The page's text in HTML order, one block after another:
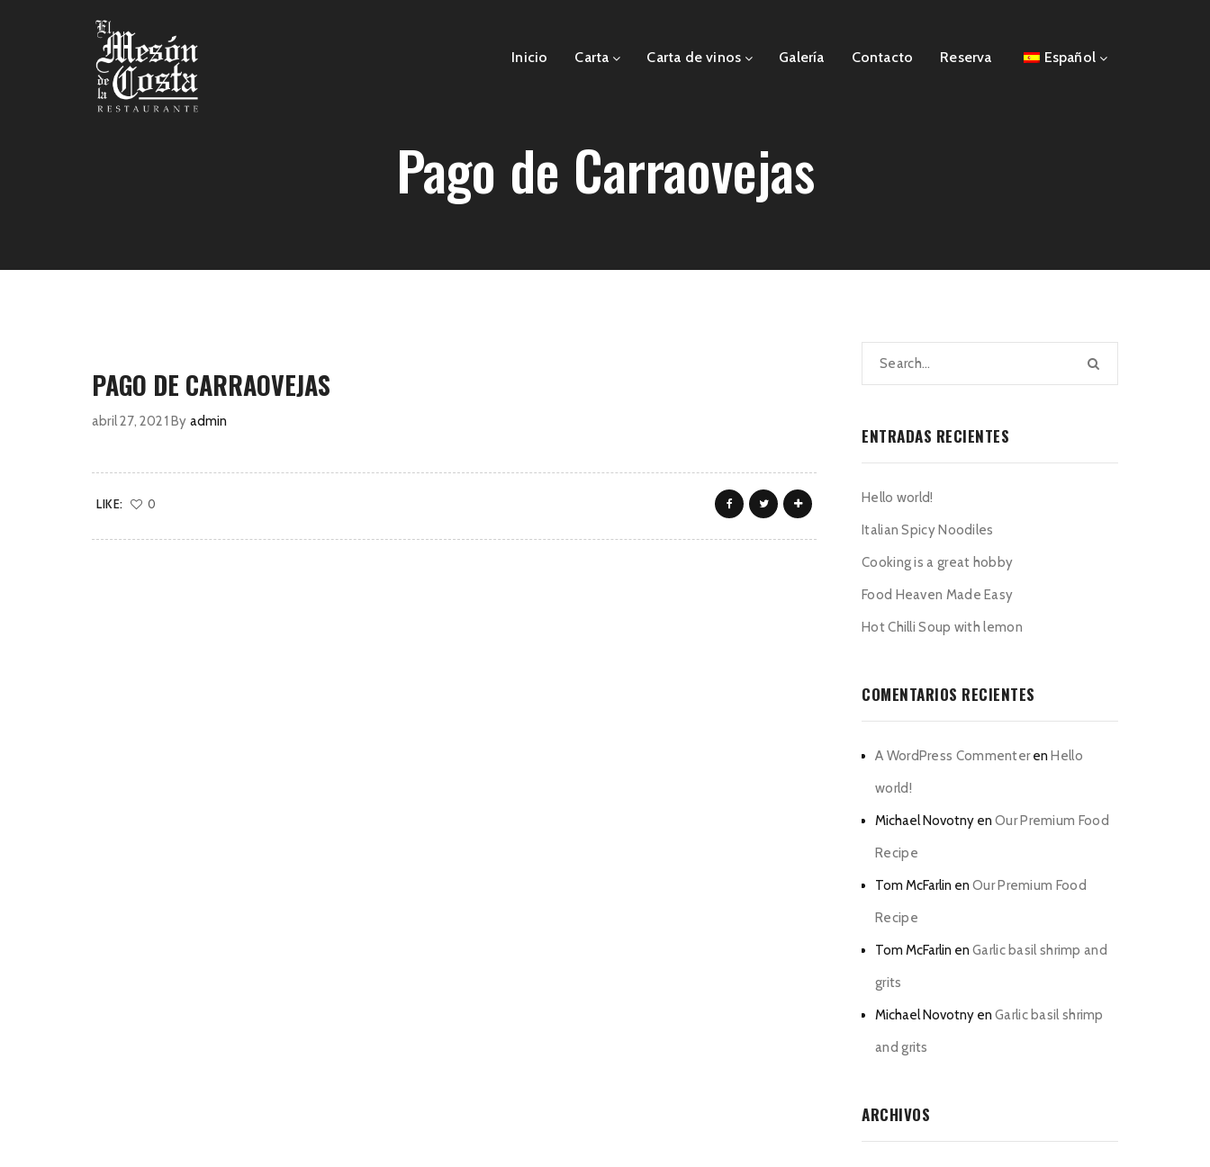
Inicio Carta Carta de vinos Galería Contacto Reserva Español
Pago de Carraovejas
PAGO DE CARRAOVEJAS
abril 27, 2021 By admin
LIKE: 0
ENTRADAS RECIENTES
Hello world!
Italian Spicy Noodiles
Cooking is a great hobby
Food Heaven Made Easy
Hot Chilli Soup with lemon
COMENTARIOS RECIENTES
A WordPress CommenterenHello
world!
Michael Novotny en Our Premium Food
Recipe
Tom McFarlin en Our Premium Food
Recipe
Tom McFarlin en Garlic basil shrimp and
grits
Michael Novotny en Garlic basil shrimp
and grits
ARCHIVOS